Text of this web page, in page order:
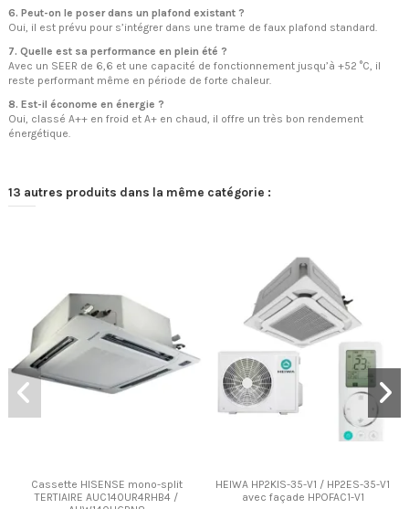
6. Peut-on le poser dans un plafond existant ?
Oui, il est prévu pour s’intégrer dans une trame de faux plafond standard.
7. Quelle est sa performance en plein été ?
Avec un SEER de 6,6 et une capacité de fonctionnement jusqu’à +52 °C, il
reste performant même en période de forte chaleur.
8. Est-il économe en énergie ?
Oui, classé A++ en froid et A+ en chaud, il offre un très bon rendement
énergétique.
13 autres produits dans la même catégorie :
Cassette HISENSE mono-split
TERTIAIRE AUC140UR4RHB4 /
HEIWA HP2KIS-35-V1 / HP2ES-35-V1
avec façade HPOFAC1-V1